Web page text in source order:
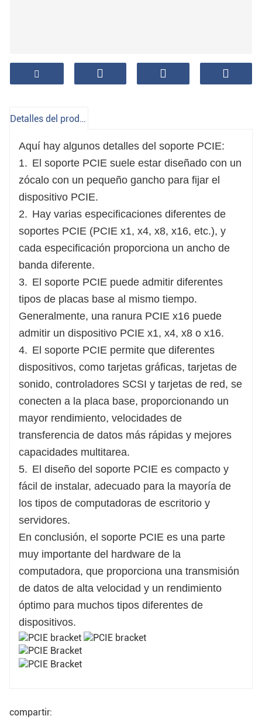
Detalles del producto
Aquí hay algunos detalles del soporte PCIE:
1. El soporte PCIE suele estar diseñado con un
zócalo con un pequeño gancho para fijar el
dispositivo PCIE.
2. Hay varias especificaciones diferentes de
soportes PCIE (PCIE x1, x4, x8, x16, etc.), y
cada especificación proporciona un ancho de
banda diferente.
3. El soporte PCIE puede admitir diferentes
tipos de placas base al mismo tiempo.
Generalmente, una ranura PCIE x16 puede
admitir un dispositivo PCIE x1, x4, x8 o x16.
4. El soporte PCIE permite que diferentes
dispositivos, como tarjetas gráficas, tarjetas de
sonido, controladores SCSI y tarjetas de red, se
conecten a la placa base, proporcionando un
mayor rendimiento, velocidades de
transferencia de datos más rápidas y mejores
capacidades multitarea.
5. El diseño del soporte PCIE es compacto y
fácil de instalar, adecuado para la mayoría de
los tipos de computadoras de escritorio y
servidores.
En conclusión, el soporte PCIE es una parte
muy importante del hardware de la
computadora, que proporciona una transmisión
de datos de alta velocidad y un rendimiento
óptimo para muchos tipos diferentes de
dispositivos.
compartir: